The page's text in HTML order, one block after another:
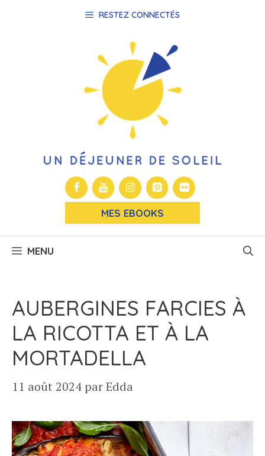
RESTEZ CONNECTÉS
MES EBOOKS
MENU
AUBERGINES FARCIES À
LA RICOTTA ET À LA
MORTADELLA
11 août 2024 parEdda